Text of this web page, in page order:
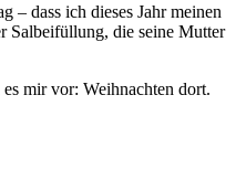
– dass ich dieses Jahr meinen
Salbeifüllung, die seine Mutter
mir vor: Weihnachten dort.